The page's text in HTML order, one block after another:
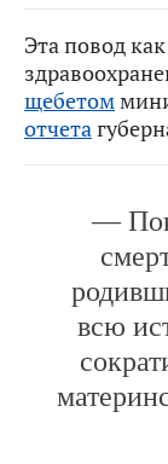
Эта повод
щебетом
отчета
—
всю